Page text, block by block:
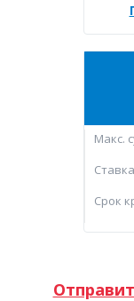
Макc.
Ставка
Срок